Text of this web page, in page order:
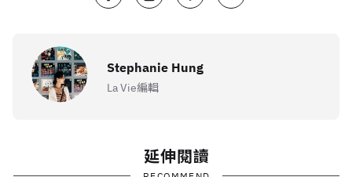
Stephanie Hung
La Vie編輯
延伸閱讀